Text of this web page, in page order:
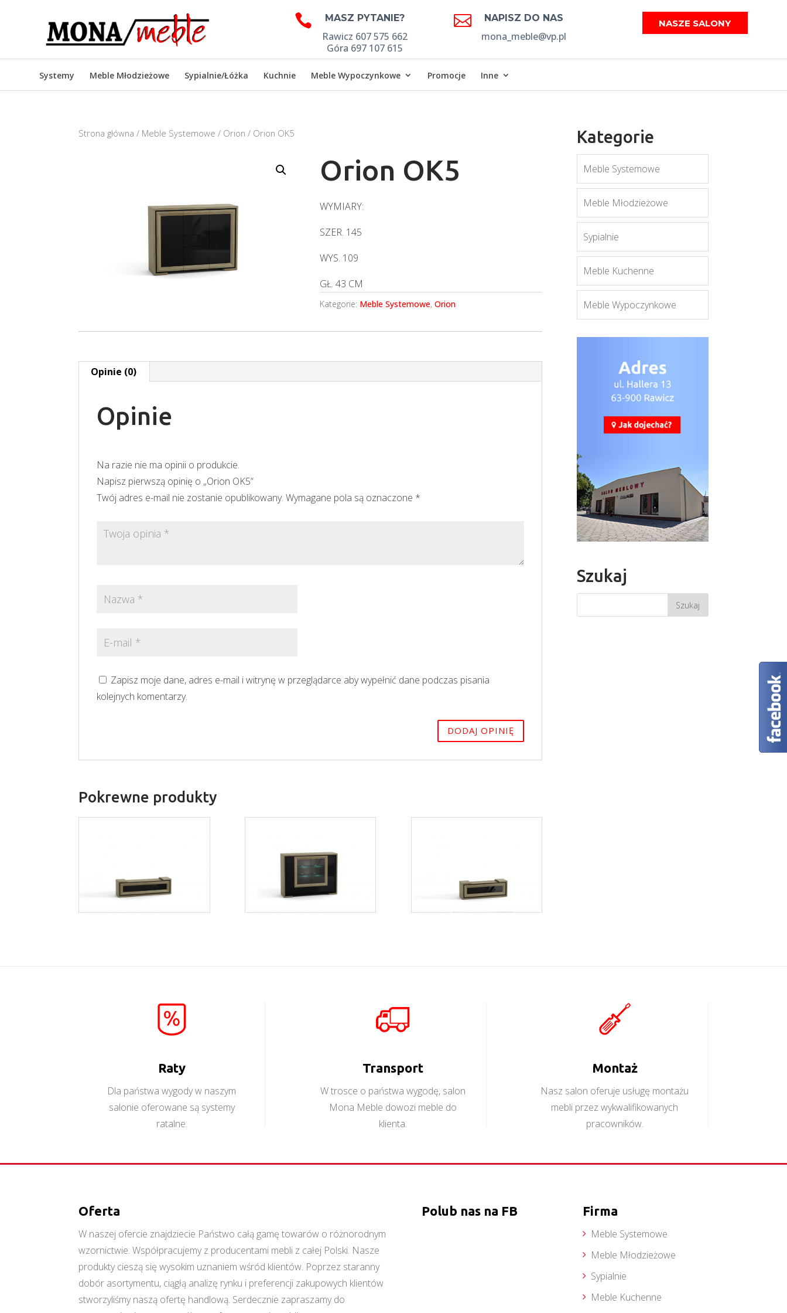
 MASZ PYTANIE?
Rawicz 607 575 662
Góra 697 107 615
 NAPISZ DO NAS
mona_meble@vp.pl
NASZE SALONY
Systemy Meble Młodzieżowe Sypialnie/Łóżka Kuchnie Meble Wypoczynkowe Promocje Inne
Strona główna / Meble Systemowe / Orion / Orion OK5
Orion OK5
WYMIARY:
SZER. 145
WYS. 109
GŁ. 43 CM
Kategorie: Meble Systemowe,Orion
Opinie (0)
Opinie
Na razie nie ma opinii o produkcie.
Napisz pierwszą opinię o „Orion OK5”
Twój adres e-mail nie zostanie opublikowany. Wymagane pola są oznaczone *
Zapisz moje dane, adres e-mail i witrynę w przeglądarce aby wypełnić dane podczas pisania
kolejnych komentarzy.
Pokrewne produkty
Kategorie
Meble Systemowe
Meble Młodzieżowe
Sypialnie
Meble Kuchenne
Meble Wypoczynkowe
Szukaj
Raty
Dla państwa wygody w naszym
salonie oferowane są systemy
ratalne.
Transport
W trosce o państwa wygodę, salon
Mona Meble dowozi meble do
klienta.
Montaż
Nasz salon oferuje usługę montażu
mebli przez wykwalifikowanych
pracowników.
Oferta
W naszej ofercie znajdziecie Państwo całą gamę towarów o różnorodnym
wzornictwie. Współpracujemy z producentami mebli z całej Polski. Nasze
produkty cieszą się wysokim uznaniem wśród klientów. Poprzez staranny
dobór asortymentu, ciągłą analizę rynku i preferencji zakupowych klientów
stworzyliśmy naszą ofertę handlową. Serdecznie zapraszamy do
Polub nas na FB Firma
Meble Systemowe
Meble Młodzieżowe
Sypialnie
Meble Kuchenne